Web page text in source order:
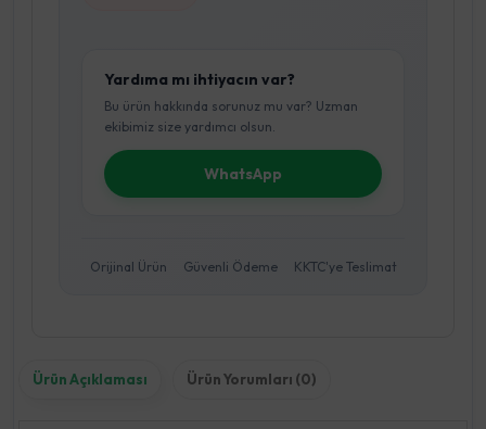
Yardıma mı ihtiyacın var?
Bu ürün hakkında sorunuz mu var? Uzman
ekibimiz size yardımcı olsun.
WhatsApp
Orijinal Ürün Güvenli Ödeme KKTC'ye Teslimat
Ürün Açıklaması Ürün Yorumları (0)